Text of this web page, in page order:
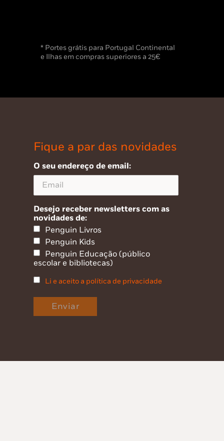
* Portes grátis para Portugal Continental
e Ilhas em compras superiores a 25€
Fique a par das novidades
O seu endereço de email:
Desejo receber newsletters com as
novidades de:
Penguin Livros
Penguin Kids
Penguin Educação (público
escolar e bibliotecas)
Li e aceito a política de privacidade